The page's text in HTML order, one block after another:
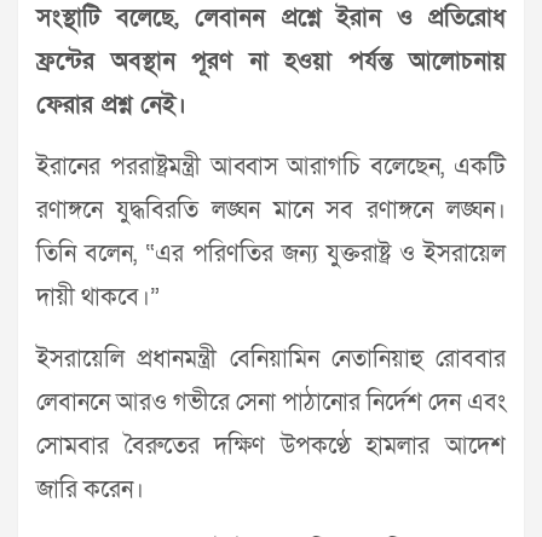
সংস্থাটি বলেছে, লেবানন প্রশ্নে ইরান ও প্রতিরোধ
ফ্রন্টের অবস্থান পূরণ না হওয়া পর্যন্ত আলোচনায়
ফেরার প্রশ্ন নেই।
ইরানের পররাষ্ট্রমন্ত্রী আব্বাস আরাগচি বলেছেন, একটি
রণাঙ্গনে যুদ্ধবিরতি লঙ্ঘন মানে সব রণাঙ্গনে লঙ্ঘন।
তিনি বলেন, “এর পরিণতির জন্য যুক্তরাষ্ট্র ও ইসরায়েল
দায়ী থাকবে।”
ইসরায়েলি প্রধানমন্ত্রী বেনিয়ামিন নেতানিয়াহু রোববার
লেবাননে আরও গভীরে সেনা পাঠানোর নির্দেশ দেন এবং
সোমবার বৈরুতের দক্ষিণ উপকণ্ঠে হামলার আদেশ
জারি করেন।